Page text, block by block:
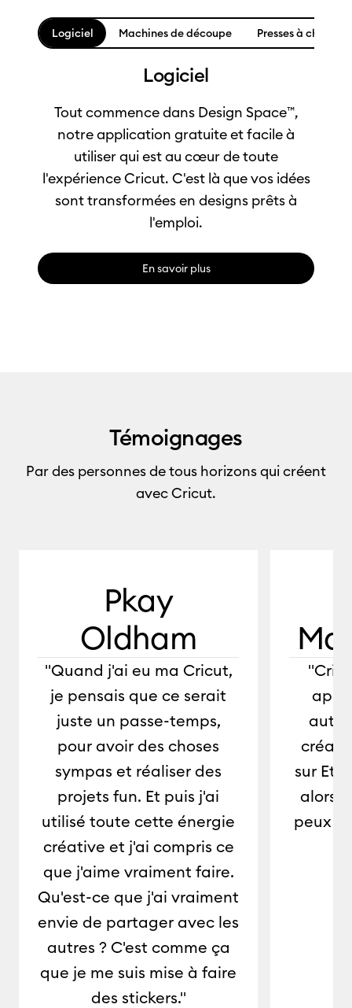
Logiciel Machines de découpe Presses à chaud
Logiciel
Tout commence dans Design Space™,
notre application gratuite et facile à
utiliser qui est au cœur de toute
l'expérience Cricut. C'est là que vos idées
sont transformées en designs prêts à
l'emploi.
En savoir plus
Témoignages
Par des personnes de tous horizons qui créent
avec Cricut.
Pkay
Oldham
"Quand j'ai eu ma Cricut,
je pensais que ce serait
juste un passe-temps,
pour avoir des choses
sympas et réaliser des
projets fun. Et puis j'ai
utilisé toute cette énergie
créative et j'ai compris ce
que j'aime vraiment faire.
Qu'est-ce que j'ai vraiment
envie de partager avec les
autres ? C'est comme ça
que je me suis mise à faire
des stickers."
sur
alors
peux